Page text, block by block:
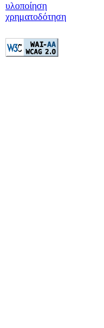
υλοποίηση
χρηματοδότηση